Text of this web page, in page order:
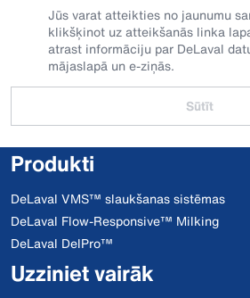
Jūs varat atteikties no jaunumu
klikšķinot uz atteikšanās linka
atrast informāciju par DeLaval
mājaslapā un e-ziņās.
Sūtīt
Produkti
DeLaval VMS™ slaukšanas sistēmas
DeLaval Flow-Responsive™ Milking
DeLaval DelPro™
Uzziniet vairāk